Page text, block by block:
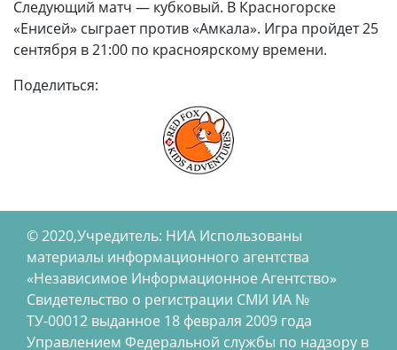
Следующий матч — кубковый. В Красногорске
«Енисей» сыграет против «Амкала». Игра пройдет 25
сентября в 21:00 по красноярскому времени.
Поделиться:
© 2020,Учредитель: НИА Использованы
материалы информационного агентства
«Независимое Информационное Агентство»
Свидетельство о регистрации СМИ ИА №
ТУ-00012 выданное 18 февраля 2009 года
Управлением Федеральной службы по надзору в